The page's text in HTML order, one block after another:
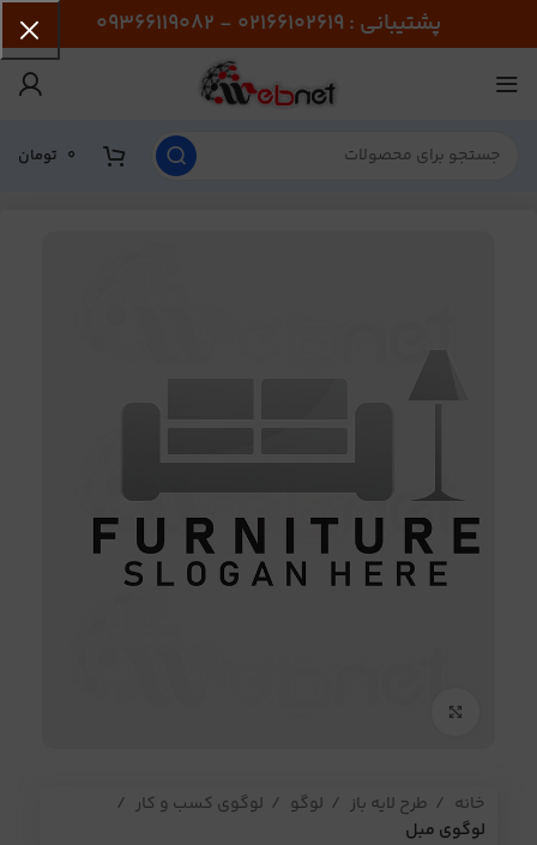
پشتیبانی : 02166102619 - 09366119082
0 تومان
خانه طرح لایه باز لوگو
لوگوی کسب و کار
لوگوی مبل